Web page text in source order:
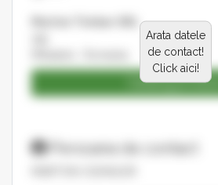
Arata datele
de contact!
Click aici!
Catalog produse
Persoana de contact